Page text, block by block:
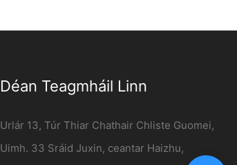
Déan Teagmháil Linn
Urlár 13, Túr Thiar Chathair Chliste Guomei,
Uimh. 33 Sráid Juxin, ceantar Haizhu,